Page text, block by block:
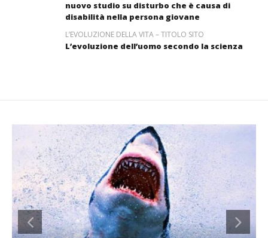
nuovo studio su disturbo che è causa di
disabilità nella persona giovane
L’EVOLUZIONE DELLA VITA – TITOLO SITO
L’evoluzione dell’uomo secondo la scienza